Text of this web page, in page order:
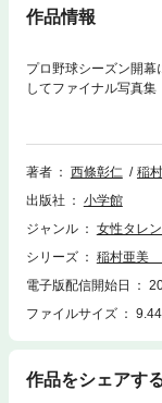
作品情報
プロ野球シーズン開
してファイナル写真
で鍛えられた彼女の
け！ くれぐれも、お
６年１月１３日、東京
は、ピッチングで最速
著者 西條彰仁
稲
出版社
小学館
ジャンル
女性タレン
シリーズ
稲村亜美
電子版配信開始日
ファイルサイズ
作品をシェアす